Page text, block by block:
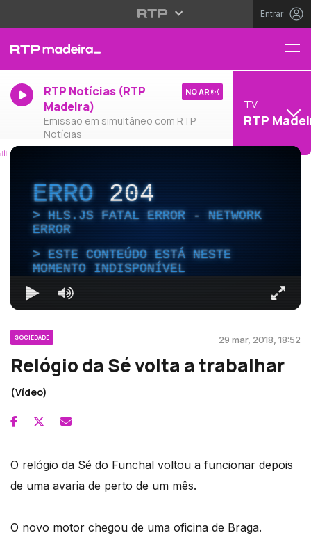
Entrar
RTP Notícias (RTP
Madeira)
Emissão em simultâneo com RTP
Notícias
NO AR
TV
RTP
ERRO204
HLS.JS FATAL ERROR - NETWORK
ERROR
ESTE CONTEÚDO ESTÁ NESTE
MOMENTO INDISPONÍVEL
SOCIEDADE 29 mar, 2018, 18:52
Relógio da Sé volta a trabalhar
(Vídeo)
O relógio da Sé do Funchal voltou a funcionar depois
de uma avaria de perto de um mês.
O novo motor chegou de uma oficina de Braga.